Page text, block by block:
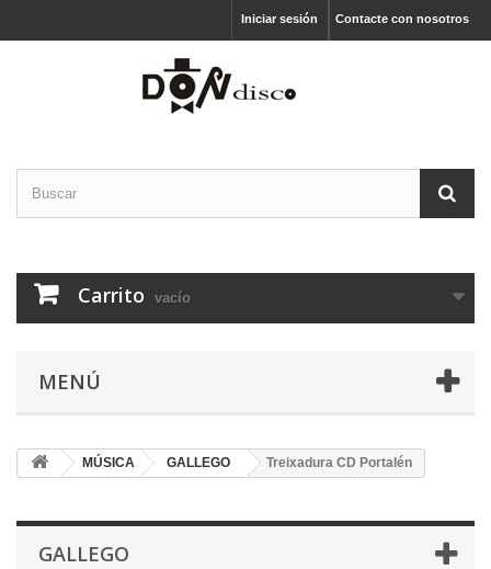
Contacte con nosotros
Iniciar sesión
Carrito vacío
MENÚ
MÚSICA GALLEGO Treixadura CD Portalén
GALLEGO